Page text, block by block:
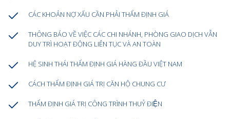
CÁC KHOẢN NỢ XẤU CẦN PHẢI THẨM ĐỊNH GIÁ
THÔNG BÁO VỀ VIỆC CÁC CHI NHÁNH, PHÒNG GIAO DỊCH VẪN
DUY TRÌ HOẠT ĐỘNG LIÊN TỤC VÀ AN TOÀN
HỆ SINH THÁI THẨM ĐỊNH GIÁ HÀNG ĐẦU VIỆT NAM
CÁCH THẨM ĐỊNH GIÁ TRỊ CĂN HỘ CHUNG CƯ
THẨM ĐỊNH GIÁ TRỊ CÔNG TRÌNH THUỶ ĐIỆN